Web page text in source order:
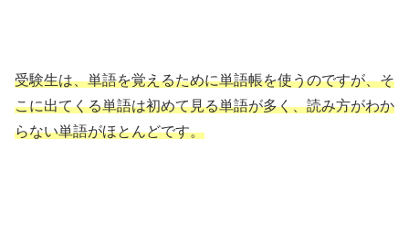
受験生は、単語を覚えるために単語帳を使うのですが、そ
こに出てくる単語は初めて見る単語が多く、読み方がわか
らない単語がほとんどです。